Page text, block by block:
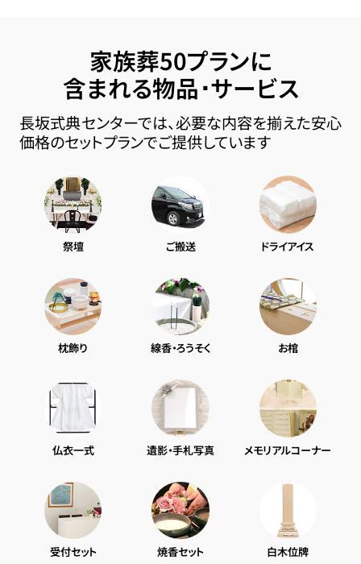
家族葬50プランに
含まれる物品･サービス
長坂式典センターでは、必要な内容を揃えた安心
価格のセットプランでご提供しています
祭壇 ご搬送 ドライアイス
枕飾り 線香・ろうそく お棺
仏衣一式 遺影・手札写真 メモリアルコーナー
受付セット 焼香セット 白木位牌